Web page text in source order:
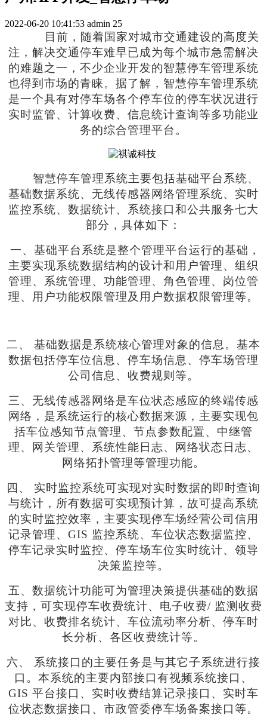
2022-06-20 10:41:53 admin 25
目前，随着国家对城市交通建设的高度关
注，解决交通停车难早已成为每个城市急需解决
的难题之一，不少企业开发的智慧停车管理系统
也得到市场的青睐。据了解，智慧停车管理系统
是一个具有对停车场各个停车位的停车状况进行
实时监管、计算收费、信息统计查询等多功能业
务的综合管理平台 。
智慧停车管理系统主要包括基础平台系统、
基础数据系统、无线传感器网络管理系统、实时
监控系统、数据统计、系统接口和公共服务七大
部分，具体如下：
一、基础平台系统是整个管理平台运行的基础，
主要实现系统数据结构的设计和用户管理、组织
管理、系统管理、功能管理、角色管理、岗位管
理、用户功能权限管理及用户数据权限管理等。
二、
基础数据是系统核心管理对象的信息。基本
数据包括停车位信息、停车场信息、停车场管理
公司信息、收费规则等。
三、无线传感器网络是车位状态感应的终端传感
网络，是系统运行的核心数据来源，主要实现包
括车位感知节点管理、节点参数配置、中继管
理、网关管理、系统性能日志、网络状态日志、
网络拓扑管理等管理功能。
四、
实时监控系统可实现对实时数据的即时查询
与统计，所有数据可实现预计算，故可提高系统
的实时监控效率，主要实现停车场经营公司信用
记录管理、 GIS 监控系统、车位状态数据监控、
停车记录实时监控、停车场车位实时统计、领导
决策监控等。
五、数据统计功能可为管理决策提供基础的数据
支持，可实现停车收费统计、电子收费/ 监测收费
对比、收费排名统计、车位流动率分析、停车时
长分析、各区收费统计等。
六、
系统接口的主要任务是与其它子系统进行接
口。本系统的主要内部接口有视频系统接口、
GIS 平台接口、实时收费结算记录接口、实时车
位状态数据接口、市政管委停车场备案接口等。